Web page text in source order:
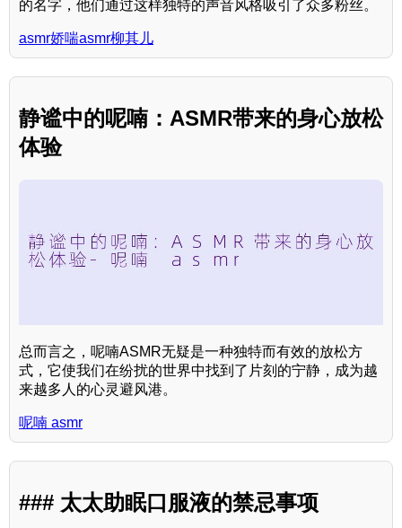
的名字，他们通过这样独特的声音风格吸引了众多粉丝。
asmr娇喘asmr柳其儿
静谧中的呢喃：ASMR带来的身心放松
体验
总而言之，呢喃ASMR无疑是一种独特而有效的放松方
式，它使我们在纷扰的世界中找到了片刻的宁静，成为越
来越多人的心灵避风港。
呢喃 asmr
### 太太助眠口服液的禁忌事项